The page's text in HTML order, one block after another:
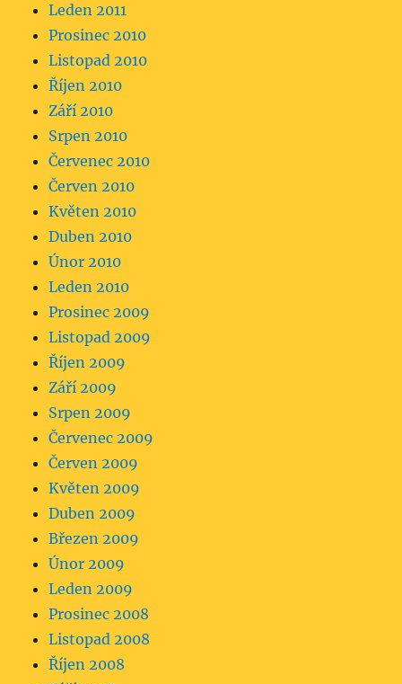
Leden 2011
Prosinec 2010
Listopad 2010
Říjen 2010
Září 2010
Srpen 2010
Červenec 2010
Červen 2010
Květen 2010
Duben 2010
Únor 2010
Leden 2010
Prosinec 2009
Listopad 2009
Říjen 2009
Září 2009
Srpen 2009
Červenec 2009
Červen 2009
Květen 2009
Duben 2009
Březen 2009
Únor 2009
Leden 2009
Prosinec 2008
Listopad 2008
Říjen 2008